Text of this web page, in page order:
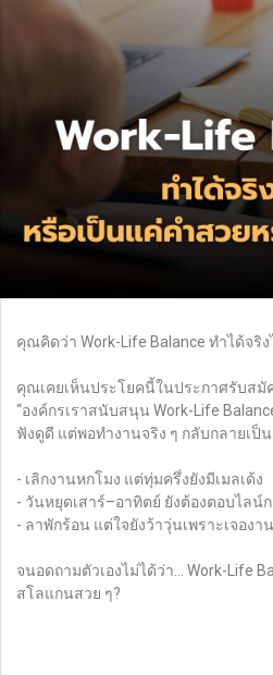
คุณคิดว่า Work-Life Balance ทำได้จริง
คุณเคยเห็นประโยคนี้ในประกาศรับสมั
“องค์กรเราสนับสนุน Work-Life
ฟังดูดี แต่พอทำงานจริง ๆ กลับกลายเป็น…
- เลิกงานหกโมง แต่ทุ่มครึ่งยังมีเมลเด้ง
- วันหยุดเสาร์–อาทิตย์ ยังต้องตอบไลน์
- ลาพักร้อน แต่ใจยังว้าวุ่นเพราะเจองา
จนอดถามตัวเองไม่ได้ว่า… Work-Life
สโลแกนสวย ๆ?